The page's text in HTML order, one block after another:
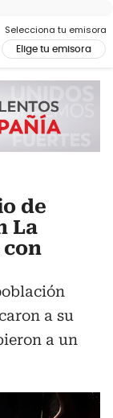
Selecciona tu emisora
Elige tu emisora
de
La
a su
a un